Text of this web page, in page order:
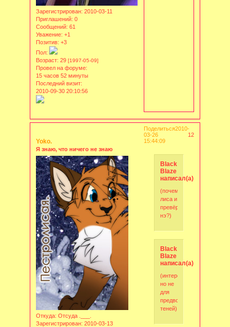
Зарегистрирован: 2010-03-11
Приглашений: 0
Сообщений: 61
Уважение: +1
Позитив: +3
Пол:
Возраст: 29[1997-05-09]
Провел на форуме:
15 часов 52 минуты
Последний визит:
2010-09-30 20:10:56
Поделиться
12
2010-
03-26
15:44:09
Yoko.
Я знаю, что ничего не знаю
Откуда: Отсуда .___.
Зарегистрирован: 2010-03-13
Black
Blaze
написал(а):
(почему
лиса и
превёрнутая?
нэ?)
Black
Blaze
написал(а):
(интересненько
но не
для
предводителя
теней)